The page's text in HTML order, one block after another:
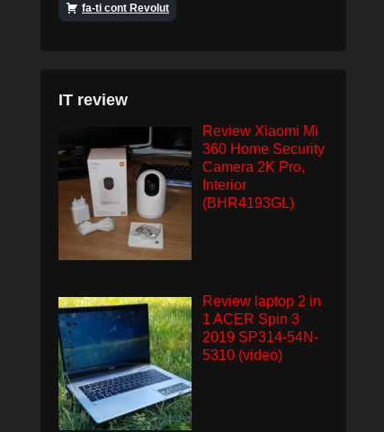
fa-ti cont Revolut
IT review
Review Xiaomi Mi
360 Home Security
Camera 2K Pro,
Interior
(BHR4193GL)
Review laptop 2 in
1 ACER Spin 3
2019 SP314-54N-
5310 (video)